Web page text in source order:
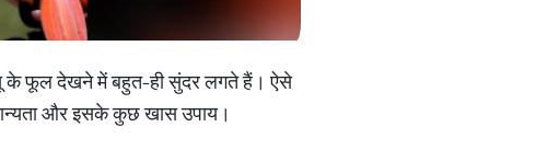
के फूल देखने में बहुत-ही सुंदर लगते हैं। ऐसे
और इसके कुछ खास उपाय।